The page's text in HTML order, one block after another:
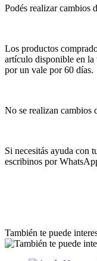
Podés realizar cambios
Los productos
artículo disponible en la
por un vale por 60 días.
No se realizan cambios
Si necesitás ayuda con
escribinos por
También te puede